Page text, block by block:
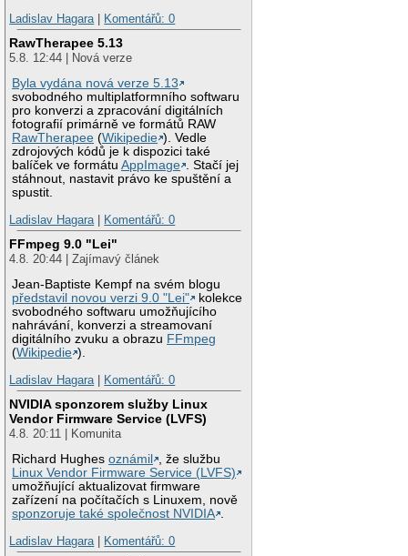
Ladislav Hagara| Komentářů: 0
RawTherapee 5.13
5.8. 12:44 | Nová verze
Byla vydána nová verze 5.13
svobodného multiplatformního softwaru
pro konverzi a zpracování digitálních
fotografií primárně ve formátů RAW
RawTherapee (Wikipedie ). Vedle
zdrojových kódů je k dispozici také
balíček ve formátuAppImage . Stačí jej
stáhnout, nastavit právo ke spuštění a
spustit.
Ladislav Hagara| Komentářů: 0
FFmpeg 9.0 "Lei"
4.8. 20:44 | Zajímavý článek
Jean-Baptiste Kempf na svém blogu
představil novou verzi 9.0 "Lei"
kolekce
svobodného softwaru umožňujícího
nahrávání, konverzi a streamovaní
digitálního zvuku a obrazu FFmpeg
(Wikipedie ).
Ladislav Hagara| Komentářů: 0
NVIDIA sponzorem služby Linux
Vendor Firmware Service (LVFS)
4.8. 20:11 | Komunita
Richard Hughesoznámil
, že službu
Linux Vendor Firmware Service (LVFS)
umožňující aktualizovat firmware
zařízení na počítačích s Linuxem, nově
sponzoruje také společnost NVIDIA .
Ladislav Hagara| Komentářů: 0